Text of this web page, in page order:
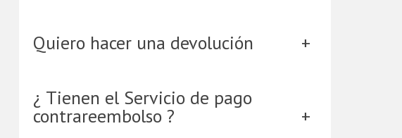
Quiero hacer una devolución
¿ Tienen el Servicio de pago
contrareembolso ?